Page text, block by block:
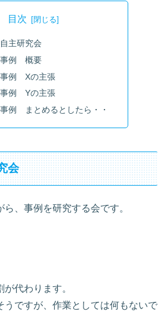
目次
主研究会
事例 概要
事例 Xの主張
事例 Yの主張
例 まとめるとしたら・・
会
、事例を研究する会です。
代わります。
うですが、作業としては何もないで